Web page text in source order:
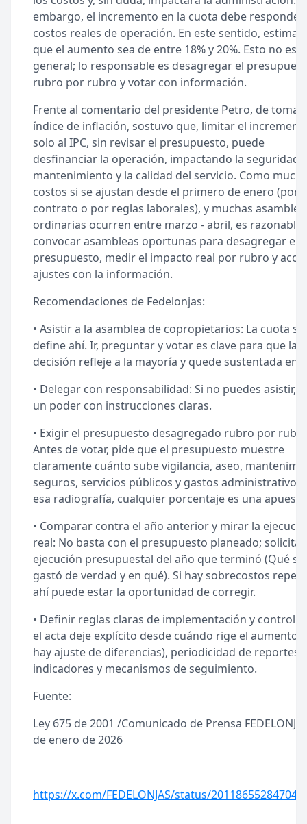
embargo, el incremento en la cuota debe responder
costos reales de operación. En este sentido,
que el aumento sea de entre 18% y 20%. Esto no es
general; lo responsable es desagregar el
rubro por rubro y votar con información.
Frente al comentario del presidente Petro, de tomar
índice de inflación, sostuvo que, limitar el
solo al IPC, sin revisar el presupuesto, puede
desfinanciar la operación, impactando la seguridad,
mantenimiento y la calidad del servicio. Como
costos si se ajustan desde el primero de enero (por
contrato o por reglas laborales), y muchas
ordinarias ocurren entre marzo - abril, es razonable
convocar asambleas oportunas para desagregar el
presupuesto, medir el impacto real por rubro y
ajustes con la información.
Recomendaciones de Fedelonjas:
• Asistir a la asamblea de copropietarios: La cuota se
define ahí. Ir, preguntar y votar es clave para que la
decisión refleje a la mayoría y quede sustentada en
• Delegar con responsabilidad: Si no puedes asistir,
un poder con instrucciones claras.
• Exigir el presupuesto desagregado rubro por
Antes de votar, pide que el presupuesto muestre
claramente cuánto sube vigilancia, aseo,
seguros, servicios públicos y gastos administrativos.
esa radiografía, cualquier porcentaje es una
• Comparar contra el año anterior y mirar la
real: No basta con el presupuesto planeado; solicita
ejecución presupuestal del año que terminó (Qué se
gastó de verdad y en qué). Si hay sobrecostos
ahí puede estar la oportunidad de corregir.
• Definir reglas claras de implementación y control:
el acta deje explícito desde cuándo rige el aumento
hay ajuste de diferencias), periodicidad de reportes,
indicadores y mecanismos de seguimiento.
Fuente:
Ley 675 de 2001 /Comunicado de Prensa
de enero de 2026
https://x.com/FEDELONJAS/status/